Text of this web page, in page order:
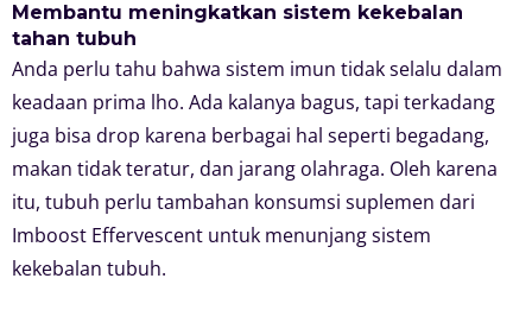
Membantu meningkatkan sistem kekebalan
tahan tubuh
Anda perlu tahu bahwa sistem imun tidak selalu dalam
keadaan prima lho. Ada kalanya bagus, tapi terkadang
juga bisa drop karena berbagai hal seperti begadang,
makan tidak teratur, dan jarang olahraga. Oleh karena
itu, tubuh perlu tambahan konsumsi suplemen dari
Imboost Effervescent untuk menunjang sistem
kekebalan tubuh.